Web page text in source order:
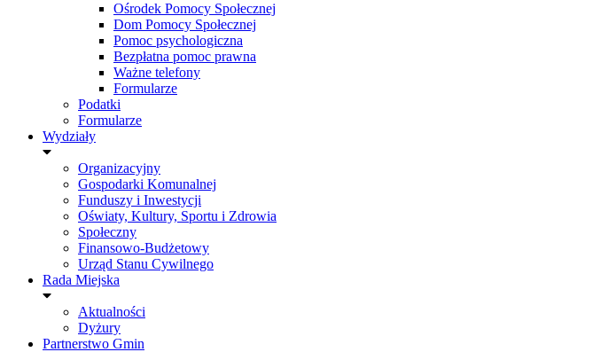
Ośrodek Pomocy Społecznej
Dom Pomocy Społecznej
Pomoc psychologiczna
Bezpłatna pomoc prawna
Ważne telefony
Formularze
Podatki
Formularze
Wydziały
Organizacyjny
Gospodarki Komunalnej
Funduszy i Inwestycji
Oświaty, Kultury, Sportu i Zdrowia
Społeczny
Finansowo-Budżetowy
Urząd Stanu Cywilnego
Rada Miejska
Aktualności
Dyżury
Partnerstwo Gmin